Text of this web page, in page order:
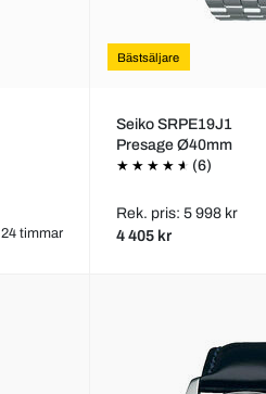
24 timmar
Bästsäljare
Seiko SRPE19J1
Presage Ø40mm
(6)
Rek. pris: 5 998 kr
4 405 kr